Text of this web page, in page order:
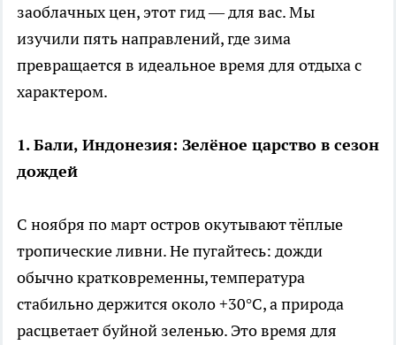
заоблачных цен, этот гид — для вас. Мы
изучили пять направлений, где зима
превращается в идеальное время для отдыха с
характером.
1. Бали, Индонезия: Зелёное царство в сезон
дождей
С ноября по март остров окутывают тёплые
тропические ливни. Не пугайтесь: дожди
обычно кратковременны, температура
стабильно держится около +30°C, а природа
расцветает буйной зеленью. Это время для